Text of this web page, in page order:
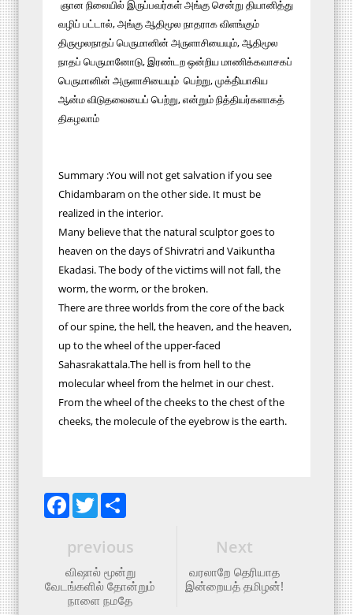
ஞான நிலையில் இருப்பவர்கள் அங்கு சென்று தியானித்து
வழிப் பட்டால், அங்கு ஆதிமூல நாதராக விளங்கும்
திருமூலநாதப் பெருமானின் அருளாசியையும், ஆதிமூல
நாதப் பெருமானோடு, இரண்டற ஒன்றிய மாணிக்கவாசகப்
பெருமானின் அருளாசியையும் பெற்று, முக்தி்யாகிய
ஆன்ம விடுதலையைப் பெற்று, என்றும் நித்தியர்களாகத்
திகழலாம்
Summary :You will not get salvation if you see
Chidambaram on the other side. It must be
realized in the interior.
Many believe that the natural sculptor goes to
heaven on the days of Shivratri and Vaikuntha
Ekadasi.The body of the victims will not fall, the
worm, the worm, or the broken.
There are three worlds from the core of the back
of our spine, the hell, the heaven, and the heaven,
up to the wheel of the upper-faced
Sahasrakattala.The hell is from hell to the
molecular wheel from the helmet in our chest.
From the wheel of the cheeks to the chest of the
cheeks, the molecule of the eyebrow is the earth.
F
b
o
k
T
t
r
e
Next
வரலாறே தெரியாத
இன்றையத் தமிழன்!
previous
விஷால் மூன்று
வேடங்களில் தோன்றும்
நாளை நமதே